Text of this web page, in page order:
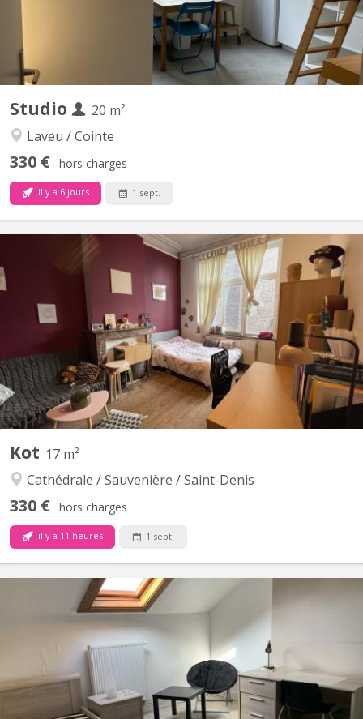
Studio
20 m²
Laveu / Cointe
330 € hors charges
il y a 6 jours 1 sept.
KL 402
Studio pour étudiant calme exclusivement, avec lit en mezzanine,
coin cuisine, coin évier, douche et W-C privés. Situé à proximité
du centre ville, de nombreuses écoles, de commerces et de
lignes de bus. Bail annuel (Erasmus de quelques mois s’abstenir).
Kot 17 m²
Cathédrale / Sauvenière / Saint-Denis
330 € hors charges
il y a 11 heures 1 sept.
KL 8142
Idéalement situé sur la place du XX Août en face de l'Université
de Liège, près des arrêts de bus pour le Sart Tilman,... avec
commerces à proximité. Uniquement pour les étudiantes. Kot
meublé. Cuisine, douche, WC à partager avec une étudiante
Parlophone et détecteur de fumée. Loyer de 375€...